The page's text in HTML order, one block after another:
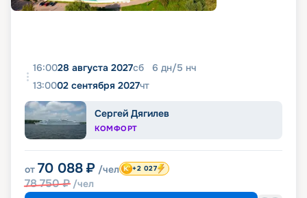
16:0028 августа 2027сб 6 дн/5 нч
13:0002 сентября 2027чт
Сергей Дягилев
КОМФОРТ
от 70 088 ₽ /чел
78 750₽ /чел
+2 027